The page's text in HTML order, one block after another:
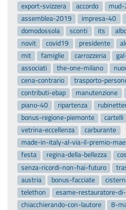
export-svizzera
accordo
assemblea-2019
impresa-40
domodossola
sconti its
novit
covid19 presidente
mit
famiglie carrozzeria
associati
the-one-milano
cena-contrario
trasporto-
contributi-ebap
manutenzione
piano-40
ripartenza
bonus-regione-piemonte
cartelli
vetrina-eccellenza
carburante
made-in-italy-al-via-il-premio-
festa
regina-della-bellezza
senza-ricordi-non-hai-futuro
austria
bonus-facciate
telethon
esame-restauratore-
chiacchierando-con-lautore
8-